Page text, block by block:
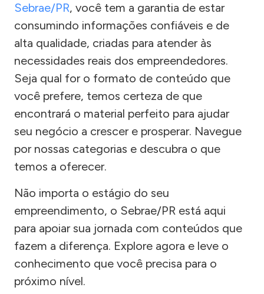
Sebrae/PR, você tem a garantia de estar
consumindo informações confiáveis e de
alta qualidade, criadas para atender às
necessidades reais dos empreendedores.
Seja qual for o formato de conteúdo que
você prefere, temos certeza de que
encontrará o material perfeito para ajudar
seu negócio a crescer e prosperar. Navegue
por nossas categorias e descubra o que
temos a oferecer.
Não importa o estágio do seu
empreendimento, o Sebrae/PR está aqui
para apoiar sua jornada com conteúdos que
fazem a diferença. Explore agora e leve o
conhecimento que você precisa para o
próximo nível.